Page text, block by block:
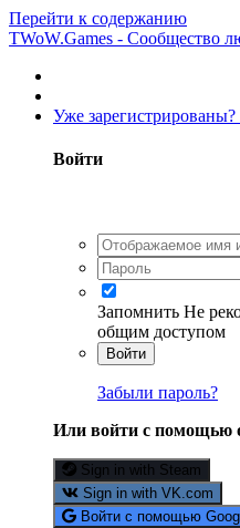
Перейти к содержанию
TWoW.Games - Сообщество
Уже
Войти
Запомнить Не
общим доступом
Войти
Забыли пароль?
Или войти с помощью
Sign in with Steam
Sign in with VK.com
Войти с помощью